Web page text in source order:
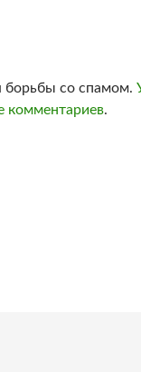
борьбы со спамом.
комментариев.